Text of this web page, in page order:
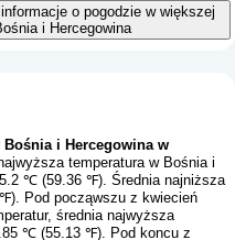
o pogodzie w większej
i Hercegowina
i Hercegowina w
temperatura w Bośnia i
℃ (59.36 ℉). Średnia najniższa
Pod począwszu z kwiecień
średnia najwyższa
℃ (55.13 ℉). Pod koncu z